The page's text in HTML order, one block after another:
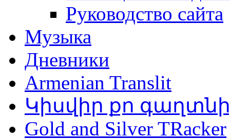
Руководство сайта
Музыка
Дневники
Armenian Translit
Կիսվիր քո
Gold and Silver TRacker